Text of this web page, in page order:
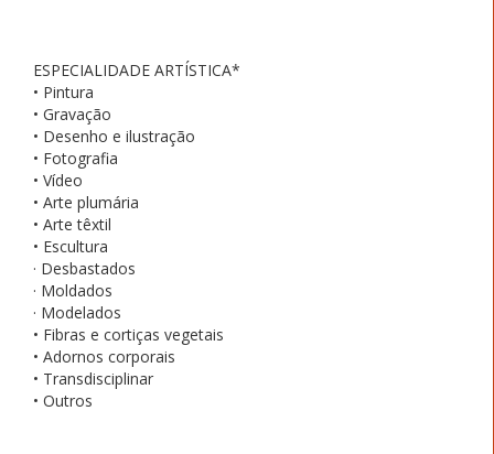
ESPECIALIDADE ARTÍSTICA*
• Pintura
• Gravação
• Desenho e ilustração
• Fotografia
• Vídeo
• Arte plumária
• Arte têxtil
• Escultura
· Desbastados
· Moldados
· Modelados
• Fibras e cortiças vegetais
• Adornos corporais
• Transdisciplinar
• Outros